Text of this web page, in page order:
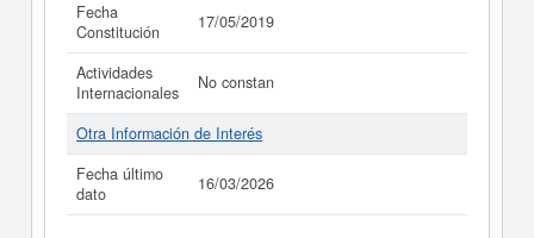
Fecha
Constitución
17/05/2019
Actividades
Internacionales
No constan
Otra Información de Interés
Fecha último
dato
16/03/2026